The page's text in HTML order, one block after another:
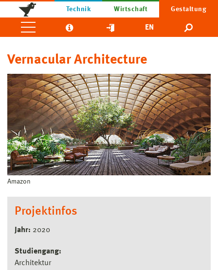
Technik Wirtschaft Gestaltung
EN
Vernacular Architecture
Amazon
Projektinfos
Jahr: 2020
Studiengang:
Architektur